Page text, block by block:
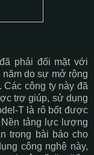
phải đối mặt với
năm do sự mở rộng
Các công ty này đã
trợ giúp, sử dụng
T là rô bốt được
tảng lực lượng
trong bài báo cho
công nghệ này,